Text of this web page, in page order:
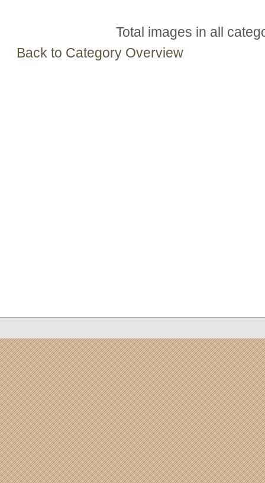
Total images in all
Back to Category Overview